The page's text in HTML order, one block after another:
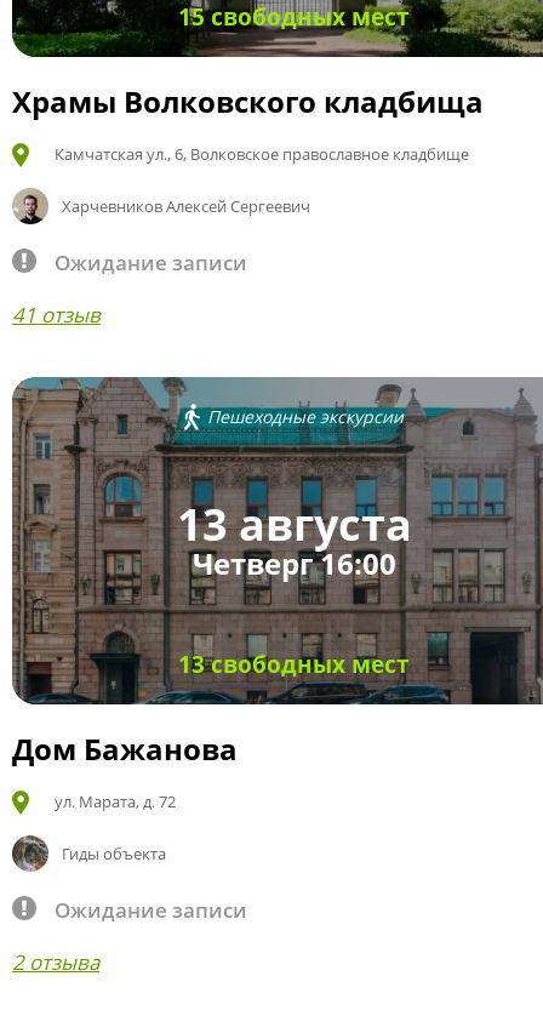
15 свободных мест
Храмы Волковского кладбища
Камчатская ул., 6, Волковское православное кладбище
Харчевников Алексей Сергеевич
Ожидание записи
41 отзыв
Пешеходные экскурсии
13 августа
Четверг 16:00
13 свободных мест
Дом Бажанова
ул. Марата, д. 72
Гиды объекта
Ожидание записи
2 отзыва